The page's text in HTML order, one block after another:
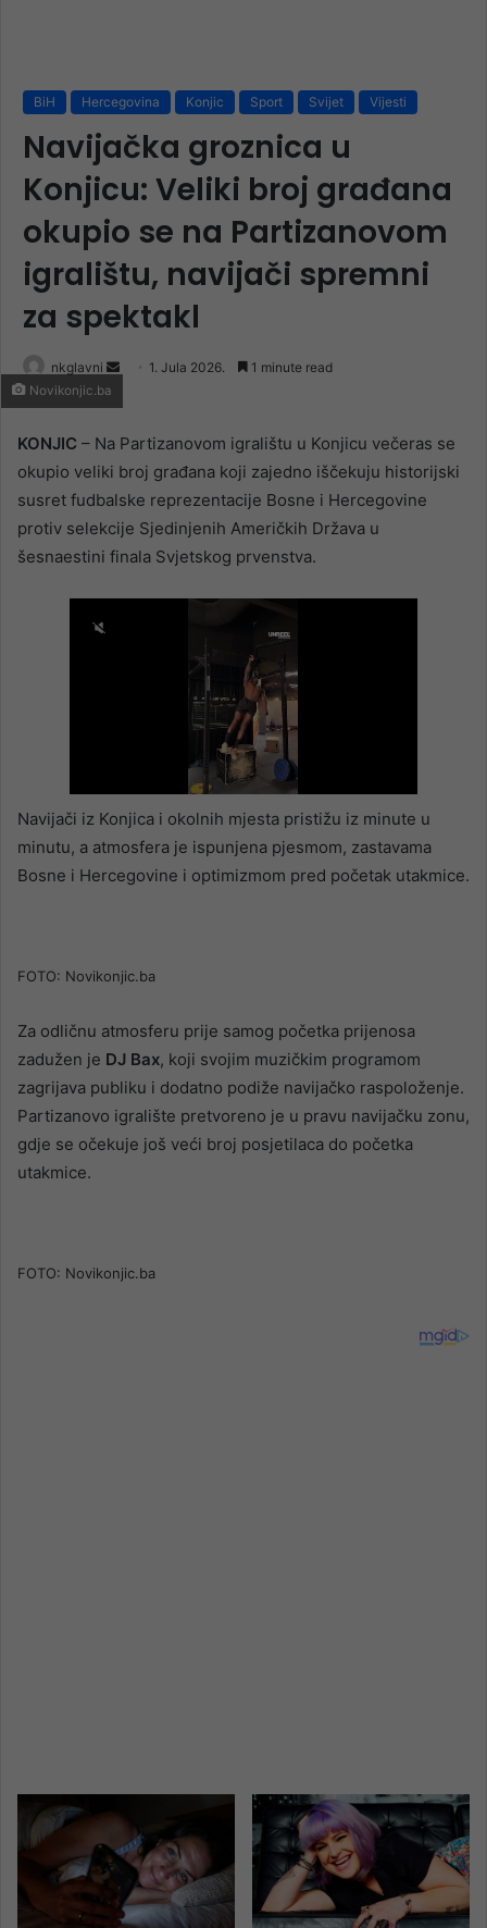
BiH Hercegovina Konjic Sport Svijet Vijesti
Navijačka groznica u
Konjicu: Veliki broj građana
okupio se na Partizanovom
igralištu, navijači spremni
za spektakl
nkglavni
Send 1. Jula 2026. 1 minute read
Novikonjic.ba
KONJIC – Na Partizanovom igralištu u Konjicu večeras se
okupio veliki broj građana koji zajedno iščekuju historijski
susret fudbalske reprezentacije Bosne i Hercegovine
protiv selekcije Sjedinjenih Američkih Država u
šesnaestini finala Svjetskog prvenstva.
Navijači iz Konjica i okolnih mjesta pristižu iz minute u
minutu, a atmosfera je ispunjena pjesmom, zastavama
Bosne i Hercegovine i optimizmom pred početak utakmice.
FOTO: Novikonjic.ba
Za odličnu atmosferu prije samog početka prijenosa
zadužen je DJ Bax, koji svojim muzičkim programom
zagrijava publiku i dodatno podiže navijačko raspoloženje.
Partizanovo igralište pretvoreno je u pravu navijačku zonu,
gdje se očekuje još veći broj posjetilaca do početka
utakmice.
FOTO: Novikonjic.ba